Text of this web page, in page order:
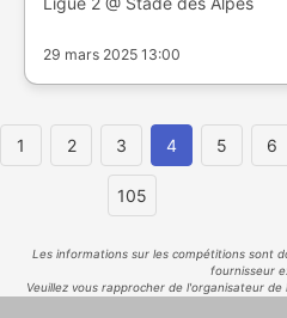
29 mars 2025 13:00
1 2 3 4 5 6
105
Les informations sur les compétitions sont
fournisseur
Veuillez vous rapprocher de l'organisateur